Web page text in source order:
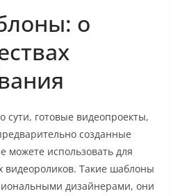
о
готовые видеопроекты,
созданные
можете использовать для
видеороликов. Такие шаблоны
дизайнерами, они